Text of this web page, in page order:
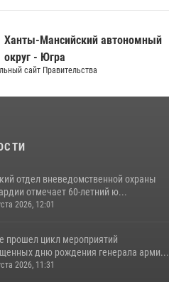
Ханты-Мансийский автономный
округ - Югра
сайт Правительства
отдел вневедомственной охраны
отмечает 60-летний ю...
2026, 12:01
прошел цикл мероприятий
дню рождения генерала арми...
2026, 11:31